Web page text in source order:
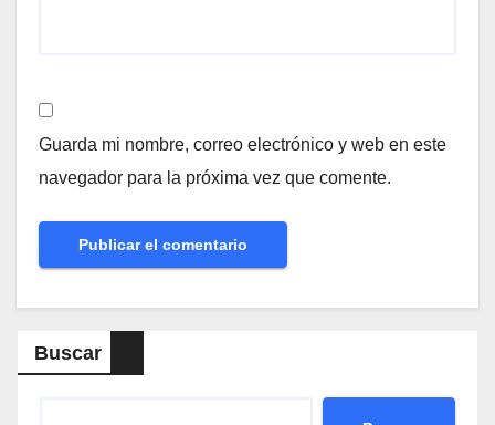
Guarda mi nombre, correo electrónico y web en este
navegador para la próxima vez que comente.
Buscar